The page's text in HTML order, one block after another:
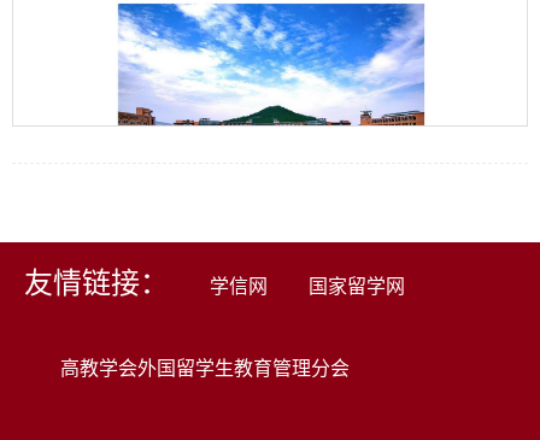
第 2 页
友情链接： 学信网 国家留学网
高教学会外国留学生教育管理分会